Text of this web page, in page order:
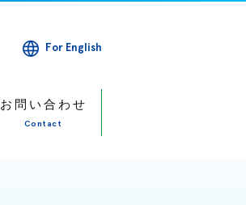
お問い合わせ
Contact
For English